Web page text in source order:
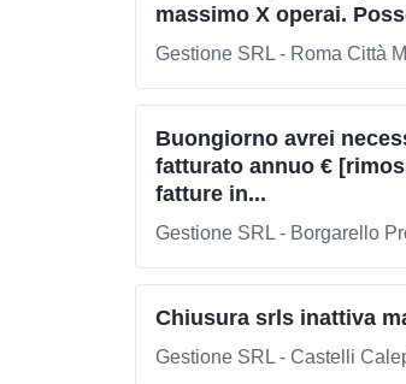
massimo X operai.
Gestione SRL - Roma Città
Buongiorno avrei
fatturato annuo €
fatture in...
Gestione SRL - Borgarello
Chiusura srls inattiva
Gestione SRL - Castelli